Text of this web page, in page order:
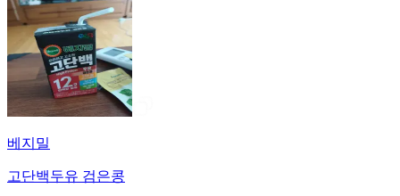
베지밀
고단백두유 검은콩